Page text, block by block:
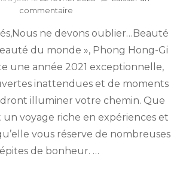
commentaire
Année
2021
ne devons oublier…Beauté
du monde », Phong Hong-Gi
une année 2021 exceptionnelle,
inattendues et de moments
illuminer votre chemin. Que
un voyage riche en expériences et
vous réserve de nombreuses
de bonheur. …